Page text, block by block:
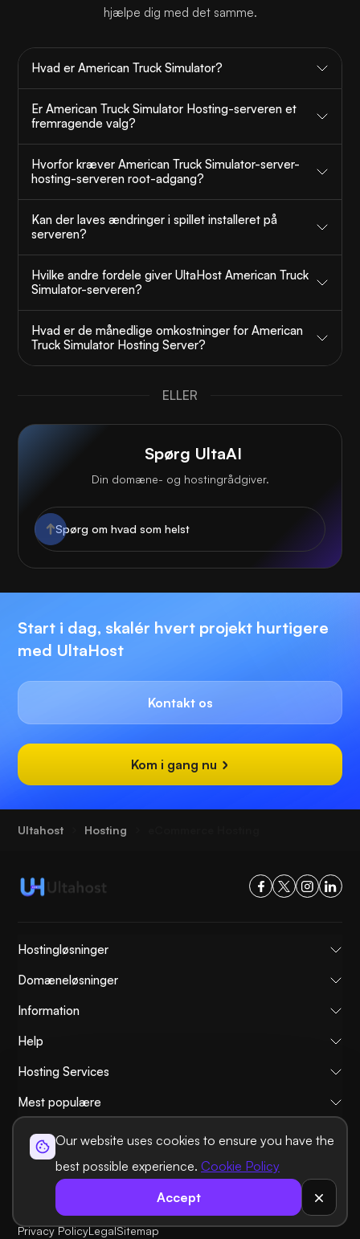
Our website uses cookies to ensure you have the
best possible experience. Cookie Policy
Accept
hjælpe dig med det samme.
Hvad er American Truck Simulator?
Er American Truck Simulator Hosting-serveren et
fremragende valg?
Hvorfor kræver American Truck Simulator-server-
hosting-serveren root-adgang?
Kan der laves ændringer i spillet installeret på
serveren?
Hvilke andre fordele giver UltaHost American Truck
Simulator-serveren?
Hvad er de månedlige omkostninger for American
Truck Simulator Hosting Server?
ELLER
Spørg UltaAI
Din domæne- og hostingrådgiver.
Start i dag, skalér hvert projekt hurtigere
med UltaHost
Kontakt os
Kom i gang nu
Ultahost Hosting
Hostingløsninger
Domæneløsninger
Information
Help
Hosting Services
Mest populære
Sammenligne
Tutorials
About UsCancellation & Refunds PolicyTerms and Conditions
Privacy PolicyLegalSitemap